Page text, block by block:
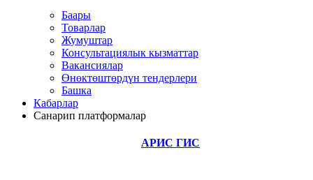
Баары
Товарлар
Жумуштар
Консультациялык кызматтар
Вакансиялар
Өнөктөштөрдүн тендерлери
Башка
Кабарлар
Санарип платформалар
АРИС ГИС